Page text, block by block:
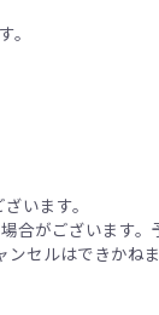
います。
がございます。
セルはできかね